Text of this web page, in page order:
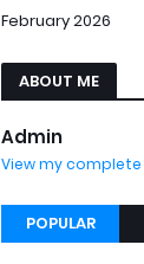
February 2026
ABOUT ME
Admin
View my
POPULAR